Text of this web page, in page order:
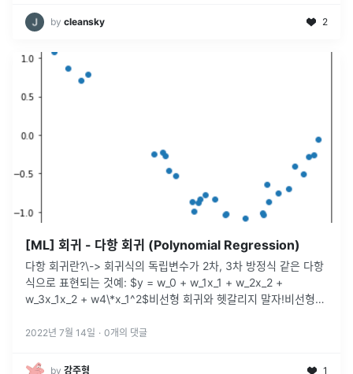
by cleansky 2
[ML] 회귀 - 다항 회귀 (Polynomial Regression)
다항 회귀란?\-> 회귀식의 독립변수가 2차, 3차 방정식 같은 다항
식으로 표현되는 것예: $y = w_0 + w_1x_1 + w_2x_2 +
w_3x_1x_2 + w4\*x_1^2$비선형 회귀와 헷갈리지 말자!비선형
2022년 7월 14일 · 0개의 댓글
by 강주형 1